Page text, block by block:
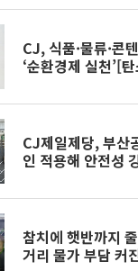
CJ, 식품·물류·콘
‘순환경제 실천’[
CJ제일제당, 부산
인 적용해 안전성
참치에 햇반까지
거리 물가 부담 커